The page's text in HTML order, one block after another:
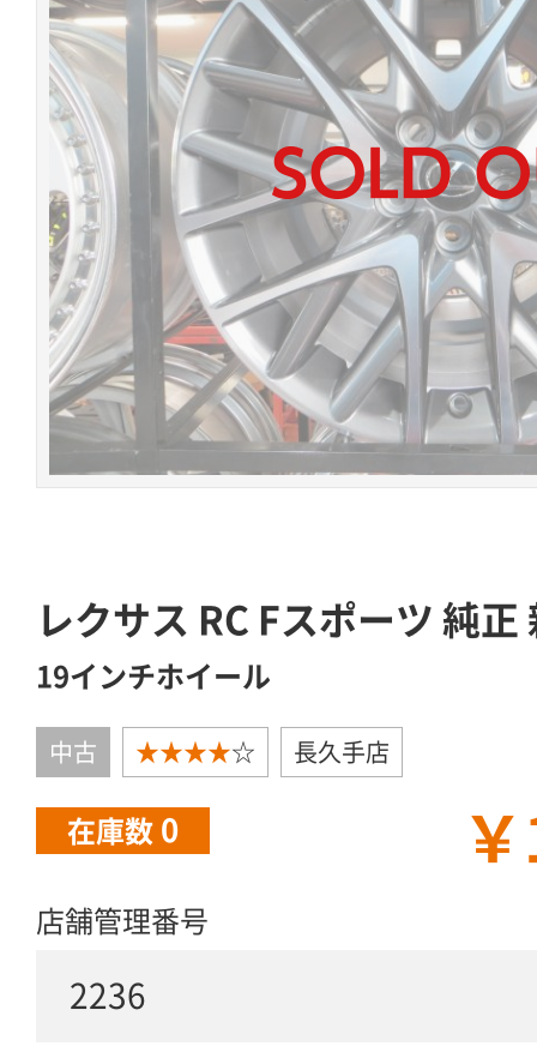
レクサス RC Fスポーツ 純正
19インチホイール
中古 ★★★★☆ 長久手店
在庫数 0
店舗管理番号
2236